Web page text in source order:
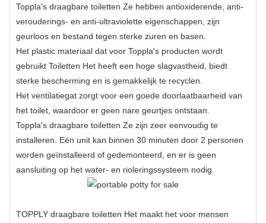
Toppla's draagbare toiletten Ze hebben antioxiderende, anti-
verouderings- en anti-ultraviolette eigenschappen, zijn
geurloos en bestand tegen sterke zuren en basen.
Het plastic materiaal dat voor Toppla's producten wordt
gebruikt Toiletten Het heeft een hoge slagvastheid, biedt
sterke bescherming en is gemakkelijk te recyclen.
Het ventilatiegat zorgt voor een goede doorlaatbaarheid van
het toilet, waardoor er geen nare geurtjes ontstaan.
Toppla's draagbare toiletten Ze zijn zeer eenvoudig te
installeren. Eén unit kan binnen 30 minuten door 2 personen
worden geïnstalleerd of gedemonteerd, en er is geen
aansluiting op het water- en rioleringssysteem nodig.
TOPPLY draagbare toiletten Het maakt het voor mensen